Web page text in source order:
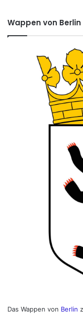
Wappen von Berlin
Das Wappen von Berlin